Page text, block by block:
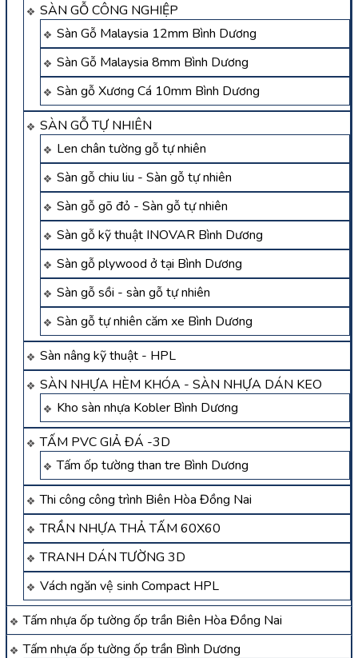
SÀN GỖ CÔNG NGHIỆP
Sàn Gỗ Malaysia 12mm Bình Dương
Sàn Gỗ Malaysia 8mm Bình Dương
Sàn gỗ Xương Cá 10mm Bình Dương
SÀN GỖ TỰ NHIÊN
Len chân tường gỗ tự nhiên
Sàn gỗ chiu liu - Sàn gỗ tự nhiên
Sàn gỗ gõ đỏ - Sàn gỗ tự nhiên
Sàn gỗ kỹ thuật INOVAR Bình Dương
Sàn gỗ plywood ở tại Bình Dương
Sàn gỗ sồi - sàn gỗ tự nhiên
Sàn gỗ tự nhiên căm xe Bình Dương
Sàn nâng kỹ thuật - HPL
SÀN NHỰA HÈM KHÓA - SÀN NHỰA DÁN KEO
Kho sàn nhựa Kobler Bình Dương
TẤM PVC GIẢ ĐÁ -3D
Tấm ốp tường than tre Bình Dương
Thi công công trình Biên Hòa Đồng Nai
TRẦN NHỰA THẢ TẤM 60X60
TRANH DÁN TƯỜNG 3D
Vách ngăn vệ sinh Compact HPL
Tấm nhựa ốp tường ốp trần Biên Hòa Đồng Nai
Tấm nhựa ốp tường ốp trần Bình Dương